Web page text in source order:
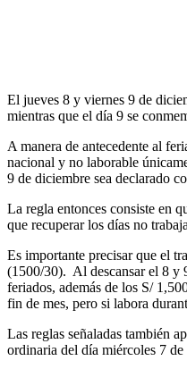
El jueves 8 y viernes 9 de
mientras que el día 9 se
A manera de antecedente al
nacional y no laborable
9 de diciembre sea declarado
La regla entonces consiste en
que recuperar los días no
Es importante precisar que el
(1500/30). Al descansar el 8 y
feriados, además de los S/
fin de mes, pero si labora
Las reglas señaladas también
ordinaria del día miércoles 7